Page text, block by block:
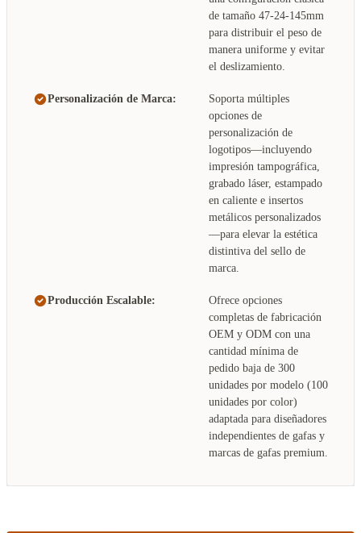
de tamaño 47-24-145mm
para distribuir el peso de
manera uniforme y evitar
el deslizamiento.
Personalización de Marca:
Soporta múltiples
opciones de
personalización de
logotipos—incluyendo
impresión tampográfica,
grabado láser, estampado
en caliente e insertos
metálicos personalizados
—para elevar la estética
distintiva del sello de
marca.
Producción Escalable:
Ofrece opciones
completas de fabricación
OEM y ODM con una
cantidad mínima de
pedido baja de 300
unidades por modelo (100
unidades por color)
adaptada para diseñadores
independientes de gafas y
marcas de gafas premium.